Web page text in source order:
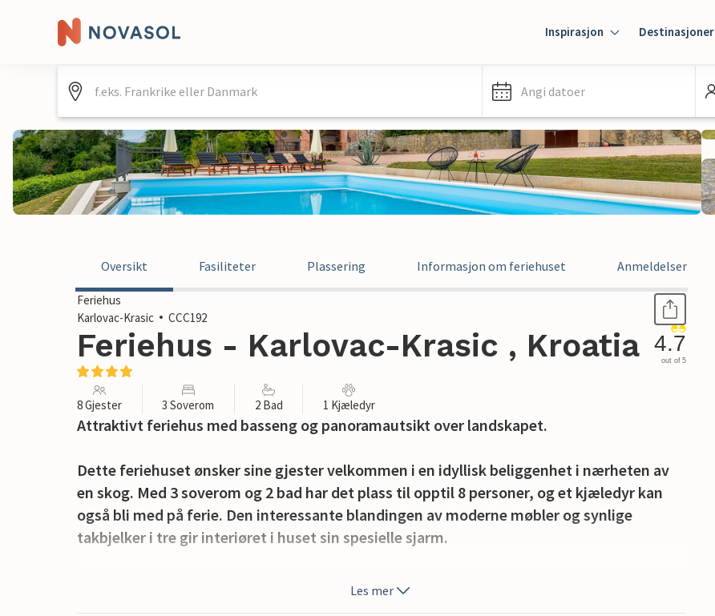
Inspirasjon Destinasjoner
Angi datoer
Oversikt Fasiliteter Plassering Informasjon om feriehuset Anmeldelser
Feriehus
Karlovac-Krasic
CCC192
Feriehus - Karlovac-Krasic , Kroatia 4.7
out of 5
8 Gjester 3 Soverom 2 Bad 1 Kjæledyr
Attraktivt feriehus med basseng og panoramautsikt over landskapet.
Dette feriehuset ønsker sine gjester velkommen i en idyllisk beliggenhet i nærheten av
en skog. Med 3 soverom og 2 bad har det plass til opptil 8 personer, og et kjæledyr kan
også bli med på ferie. Den interessante blandingen av moderne møbler og synlige
takbjelker i tre gir interiøret i huset sin spesielle sjarm.
Du har flere terrasser og en balkong til din disposisjon ved huset for å nyte solen og roen
Les mer